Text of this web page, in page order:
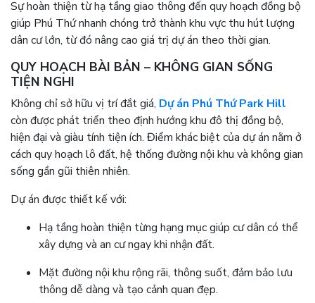
Sự hoàn thiện từ hạ tầng giao thông đến quy hoạch đồng bộ
giúp Phú Thứ nhanh chóng trở thành khu vực thu hút lượng
dân cư lớn, từ đó nâng cao giá trị dự án theo thời gian.
QUY HOẠCH BÀI BẢN – KHÔNG GIAN SỐNG
TIỆN NGHI
Không chỉ sở hữu vị trí đắt giá, Dự án Phú Thứ Park Hill
còn được phát triển theo định hướng khu đô thị đồng bộ,
hiện đại và giàu tính tiện ích. Điểm khác biệt của dự án nằm ở
cách quy hoạch lô đất, hệ thống đường nội khu và không gian
sống gần gũi thiên nhiên.
Dự án được thiết kế với:
Hạ tầng hoàn thiện từng hạng mục giúp cư dân có thể
xây dựng và an cư ngay khi nhận đất.
Mặt đường nội khu rộng rãi, thông suốt, đảm bảo lưu
thông dễ dàng và tạo cảnh quan đẹp.